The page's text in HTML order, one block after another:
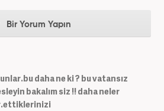
Bir Yorum Yapın
daha ne ki ? bu vatansız
bakalım siz !! daha neler